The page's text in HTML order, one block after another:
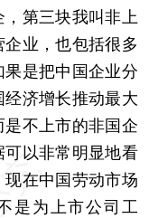
第三块我叫非上
业，也包括很多
是把中国企业分
济增长推动最大
不上市的非国企
以非常明显地看
在中国劳动市场
是为上市公司工